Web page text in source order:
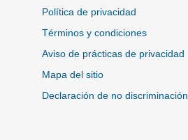
Política de privacidad
Términos y condiciones
Aviso de prácticas de privacidad
Mapa del sitio
Declaración de no discriminación